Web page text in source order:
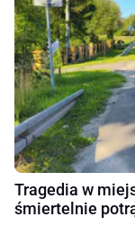
Tragedia w
śmiertelnie